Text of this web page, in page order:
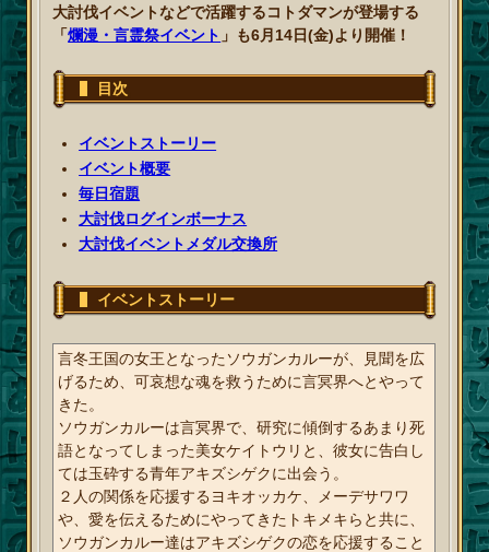
大討伐イベントなどで活躍するコトダマンが登場する
「爛漫・言霊祭イベント 」も6月14日(金)より開催！
目次
イベントストーリー
イベント概要
毎日宿題
大討伐ログインボーナス
大討伐イベントメダル交換所
イベントストーリー
言冬王国の女王となったソウガンカルーが、見聞を広
げるため、可哀想な魂を救うために言冥界へとやって
きた。
ソウガンカルーは言冥界で、研究に傾倒するあまり死
語となってしまった美女ケイトウリと、彼女に告白し
ては玉砕する青年アキズシゲクに出会う。
２人の関係を応援するヨキオッカケ、メーデサワワ
や、愛を伝えるためにやってきたトキメキらと共に、
ソウガンカルー達はアキズシゲクの恋を応援すること